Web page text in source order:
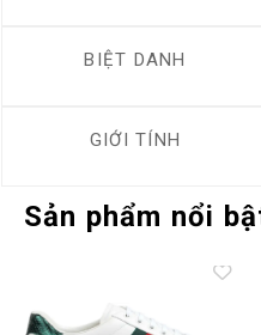
BIỆT DANH
GIỚI TÍNH
Sản phẩm nổi